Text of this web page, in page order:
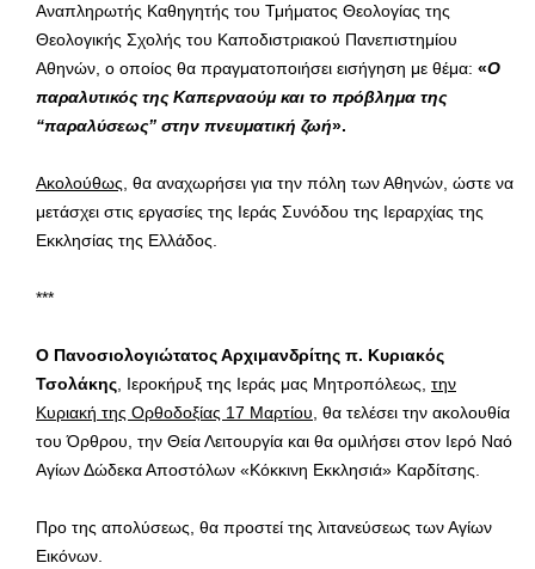
Αναπληρωτής Καθηγητής του Τμήματος Θεολογίας της
Θεολογικής Σχολής του Καποδιστριακού Πανεπιστημίου
Αθηνών, ο οποίος θα πραγματοποιήσει εισήγηση με θέμα: «Ο
παραλυτικός της Καπερναούμ και το πρόβλημα της
“παραλύσεως” στην πνευματική ζωή».
Ακολούθως, θα αναχωρήσει για την πόλη των Αθηνών, ώστε να
μετάσχει στις εργασίες της Ιεράς Συνόδου της Ιεραρχίας της
Εκκλησίας της Ελλάδος.
***
Ο Πανοσιολογιώτατος Αρχιμανδρίτης π. Κυριακός
Τσολάκης, Ιεροκήρυξ της Ιεράς μας Μητροπόλεως, την
Κυριακή της Ορθοδοξίας 17 Μαρτίου, θα τελέσει την ακολουθία
του Όρθρου, την Θεία Λειτουργία και θα ομιλήσει στον Ιερό Ναό
Αγίων Δώδεκα Αποστόλων «Κόκκινη Εκκλησιά» Καρδίτσης.
Προ της απολύσεως, θα προστεί της λιτανεύσεως των Αγίων
Εικόνων.